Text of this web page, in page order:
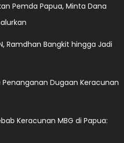
Pemda Papua, Minta Dana
Ramdhan Bangkit hingga Jadi
Dugaan Keracunan
Keracunan MBG di Papua: